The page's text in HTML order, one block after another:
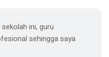
ini, guru
sehingga saya